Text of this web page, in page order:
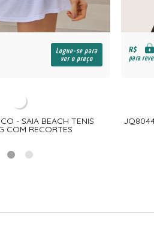
Logue-se para
ver o preço
- SAIA BEACH TENIS
COM RECORTES
R$
para